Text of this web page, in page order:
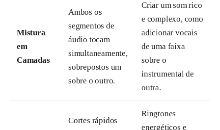
Mistura
em
Camadas
Ambos os
segmentos de
áudio tocam
simultaneamente,
sobrepostos um
sobre o outro.
Criar um som rico
e complexo, como
adicionar vocais
de uma faixa
sobre o
instrumental de
outra.
Cortes rápidos
Ringtones
energéticos e